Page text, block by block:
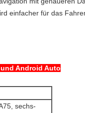
einfacher für das
Android Auto
sechs-